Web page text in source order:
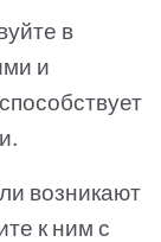
в
и
возникают
к ним с